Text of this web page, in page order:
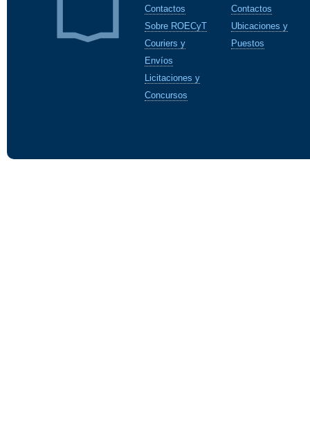
Contactos
Sobre ROECyT
Couriers y
Envíos
Licitaciones y
Concursos
Contactos
Ubicaciones y
Puestos